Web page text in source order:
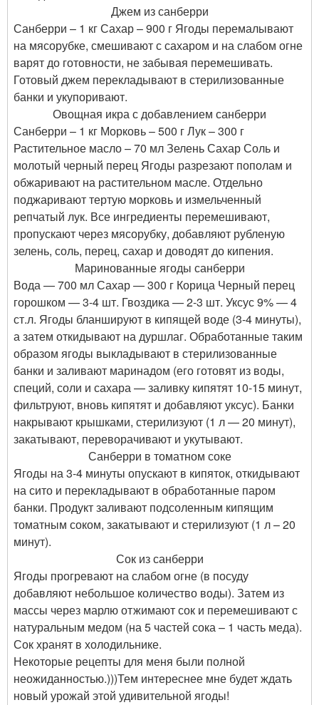
Джем из санберри
Санберри – 1 кг Сахар – 900 г Ягоды перемалывают
на мясорубке, смешивают с сахаром и на слабом огне
варят до готовности, не забывая перемешивать.
Готовый джем перекладывают в стерилизованные
банки и укупоривают.
Овощная икра с добавлением санберри
Санберри – 1 кг Морковь – 500 г Лук – 300 г
Растительное масло – 70 мл Зелень Сахар Соль и
молотый черный перец Ягоды разрезают пополам и
обжаривают на растительном масле. Отдельно
поджаривают тертую морковь и измельченный
репчатый лук. Все ингредиенты перемешивают,
пропускают через мясорубку, добавляют рубленую
зелень, соль, перец, сахар и доводят до кипения.
Маринованные ягоды санберри
Вода — 700 мл Сахар — 300 г Корица Черный перец
горошком — 3-4 шт. Гвоздика — 2-3 шт. Уксус 9% — 4
ст.л. Ягоды бланшируют в кипящей воде (3-4 минуты),
а затем откидывают на дуршлаг. Обработанные таким
образом ягоды выкладывают в стерилизованные
банки и заливают маринадом (его готовят из воды,
специй, соли и сахара — заливку кипятят 10-15 минут,
фильтруют, вновь кипятят и добавляют уксус). Банки
накрывают крышками, стерилизуют (1 л — 20 минут),
закатывают, переворачивают и укутывают.
Санберри в томатном соке
Ягоды на 3-4 минуты опускают в кипяток, откидывают
на сито и перекладывают в обработанные паром
банки. Продукт заливают подсоленным кипящим
томатным соком, закатывают и стерилизуют (1 л – 20
минут).
Сок из санберри
Ягоды прогревают на слабом огне (в посуду
добавляют небольшое количество воды). Затем из
массы через марлю отжимают сок и перемешивают с
натуральным медом (на 5 частей сока – 1 часть меда).
Сок хранят в холодильнике.
Некоторые рецепты для меня были полной
неожиданностью.)))Тем интереснее мне будет ждать
новый урожай этой удивительной ягоды!